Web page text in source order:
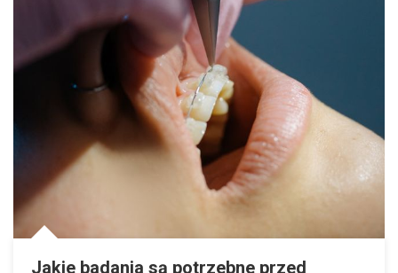
Jakie badania są potrzebne przed